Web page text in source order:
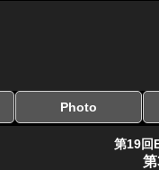
Photo
無料ダウンロード第19回